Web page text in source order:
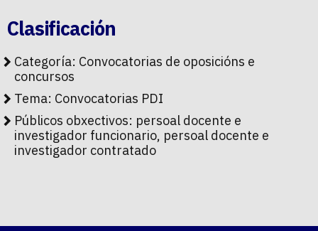
Clasificación
Categoría: Convocatorias de oposicións e
concursos
Tema: Convocatorias PDI
Públicos obxectivos: persoal docente e
investigador funcionario, persoal docente e
investigador contratado